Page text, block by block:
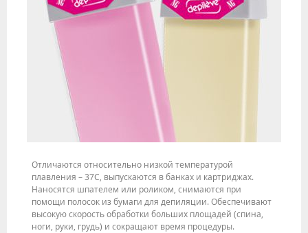
Отличаются относительно низкой температурой
плавления – 37С, выпускаются в банках и картриджах.
Наносятся шпателем или роликом, снимаются при
помощи полосок из бумаги для депиляции. Обеспечивают
высокую скорость обработки больших площадей (спина,
ноги, руки, грудь) и сокращают время процедуры.